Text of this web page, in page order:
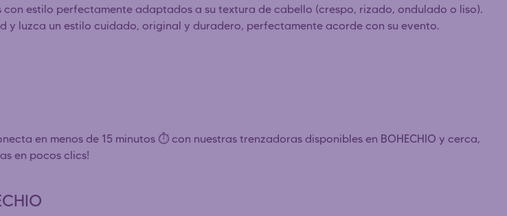
estilo perfectamente adaptados a su textura de cabello (crespo, rizado, ondulado o liso).
luzca un estilo cuidado, original y duradero, perfectamente acorde con su evento.
en menos de 15 minutos ⏱️ con nuestras trenzadoras disponibles en BOHECHIO y cerca,
en pocos clics!